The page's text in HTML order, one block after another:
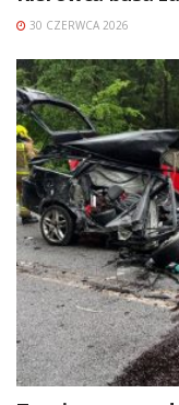
30 CZERWCA 2026